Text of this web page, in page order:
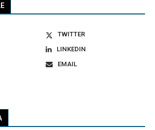
TWITTER
LINKEDIN
EMAIL